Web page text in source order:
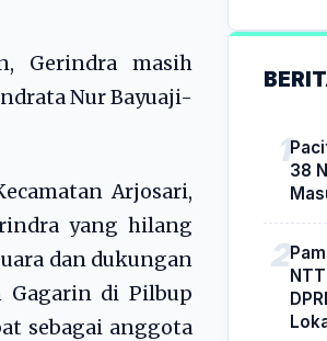
Gerindra masih
Nur Bayuaji-
Arjosari,
yang hilang
dan dukungan
di Pilbup
sebagai anggota
38